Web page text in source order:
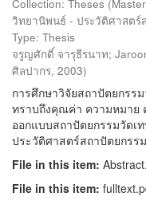
Collection: Theses
วิทยานิพนธ์ - ประวัติศาสตร์
Type: Thesis
จรูญศักดิ์ จารุธีรนาท;
ศิลปากร, 2003)
การศึกษาวิจัยสถาปัตยกรร
ทราบถึงคุณค่า ความหมาย
ออกแบบสถาปัตยกรรมวัดเ
ประวัติศาสตร์สถาปัตยกรร
File in this item:
File in this item: